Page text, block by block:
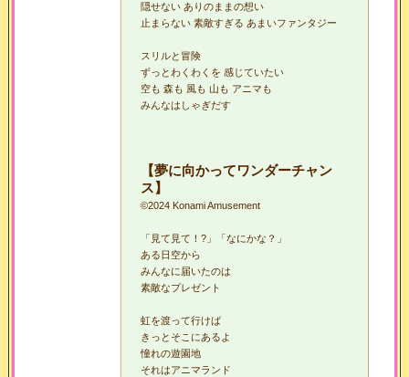
隠せない ありのままの想い
止まらない 素敵すぎる あまいファンタジー
スリルと冒険
ずっとわくわくを 感じていたい
空も 森も 風も 山も アニマも
みんなはしゃぎだす
【夢に向かってワンダーチャン
ス】
©2024 Konami Amusement
「見て見て！?」「なにかな？」
ある日空から
みんなに届いたのは
素敵なプレゼント
虹を渡って行けば
きっとそこにあるよ
憧れの遊園地
それはアニマランド